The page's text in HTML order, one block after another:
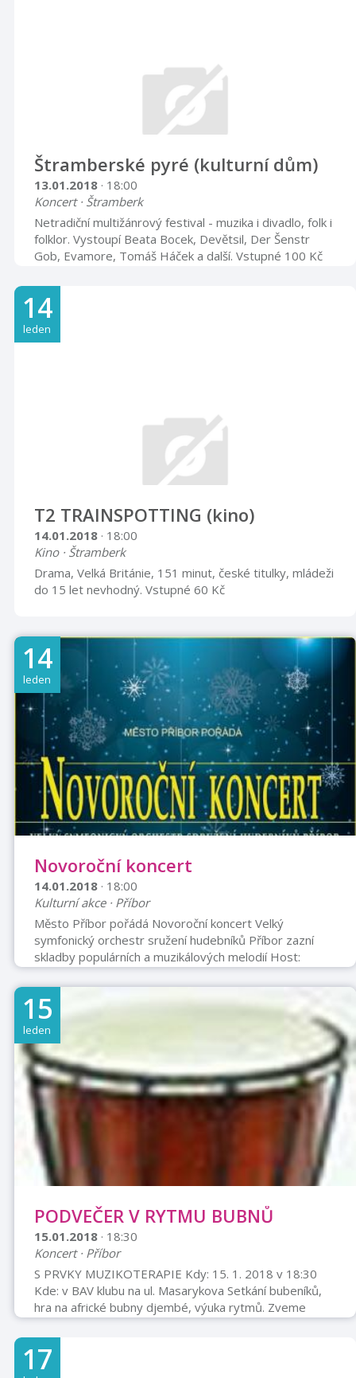
Štramberské pyré (kulturní dům)
13.01.2018 · 18:00
Koncert · Štramberk
Netradiční multižánrový festival - muzika i divadlo, folk i
folklor. Vystoupí Beata Bocek, Devětsil, Der Šenstr
Gob, Evamore, Tomáš Háček a další. Vstupné 100 Kč
14
leden
T2 TRAINSPOTTING (kino)
14.01.2018 · 18:00
Kino · Štramberk
Drama, Velká Británie, 151 minut, české titulky, mládeži
do 15 let nevhodný. Vstupné 60 Kč
14
leden
Novoroční koncert
14.01.2018 · 18:00
Kulturní akce · Příbor
Město Příbor pořádá Novoroční koncert Velký
symfonický orchestr sružení hudebníků Příbor zazní
skladby populárních a muzikálových melodií Host:
Janáčková filharmonie Ostrava se svými sólisty
Dirigent: Zdeněk Pukovec Moderuje: Pavel Handl
Vstupné: 200,- Kč
15
leden
PODVEČER V RYTMU BUBNŮ
15.01.2018 · 18:30
Koncert · Příbor
S PRVKY MUZIKOTERAPIE Kdy: 15. 1. 2018 v 18:30
Kde: v BAV klubu na ul. Masarykova Setkání bubeníků,
hra na africké bubny djembé, výuka rytmů. Zveme
všechny, kteří se chtějí naučit a opakovat základní
rytmy a zažít radost souznění při společném
bubnování. Technika je vhodná pro děti i dospělé. Pro
ty, kteří nemají vlastní buben, možnost zapůjčení.
17